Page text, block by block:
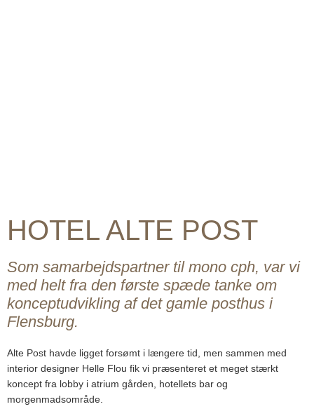
HOTEL ALTE POST
Som samarbejdspartner til mono cph, var vi
med helt fra den første spæde tanke om
konceptudvikling af det gamle posthus i
Flensburg.
Alte Post havde ligget forsømt i længere tid, men sammen med
interior designer Helle Flou fik vi præsenteret et meget stærkt
koncept fra lobby i atrium gården, hotellets bar og
morgenmadsområde.